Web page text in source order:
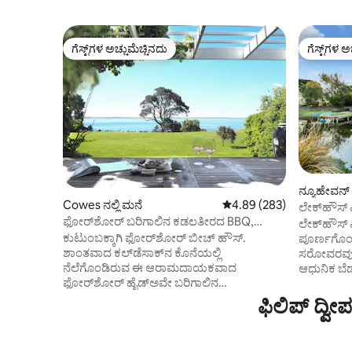
ಗೆಸ್ಟ್‌ಗಳ ಅಚ್ಚುಮೆಚ್ಚಿನದು
ಗೆಸ್ಟ್‌ಗಳ ಅಚ್ಚುಮೆಚ್ಚಿನದು
Cowes ನಲ್ಲಿ ಮನೆ 5 ರಲ್ಲಿ 4.89 ಸರಾಸರಿ
4.89 (283)
ಫೋರ್‌ಶೋರ್ ಬರಿಗಾಲಿನ ಕಡಲತೀರದ BBQ,
ವಾಲಬೀಸ್ +ಅಲೆಗಳು
ಕುಟುಂಬಕ್ಕಾಗಿ ಫೋರ್‌ಶೋರ್ ಬೀಚ್ ಹೌಸ್.
ಶಾಂತವಾದ ಕಲ್‌ಡೆಸಾಕ್‌ನ ಕೊನೆಯಲ್ಲಿ
ನೆಲೆಗೊಂಡಿರುವ ಈ ಆರಾಮದಾಯಕವಾದ
ಫೋರ್‌ಶೋರ್ ಹೈಡ್‌ಅವೇ ಬರಿಗಾಲಿನ
ರಜಾದಿನಗಳಿಗಾಗಿ ರಚಿಸಲಾಗಿದೆ. ಕಲ್ಲಿನ ಕೊಳಗಳಿಗೆ
ಅಲೆದಾಡಿ, ಹುಲ್ಲುಹಾಸಿನಲ್ಲಿ ಆಟವಾಡಿ, ವಲ್ಲಾಬಿಗಳು
ಗೆಸ್ಟ್‌ಗಳ
ಗೆಸ್ಟ್‌ಗಳ
ನ್ಯೂಹೇವನ್
ಲೇಕ್‌ಹೌಸ್
ಎಕರೆ
ಲೇಕ್‌ಹೌಸ್
ಸರೋವರವು
ಆಧುನಿಕ
ಫಿಲಿಪ್